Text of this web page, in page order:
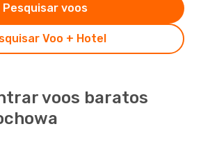
Voo + Hotel
Pesquisar voos
voos baratos